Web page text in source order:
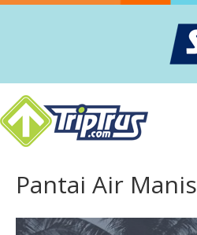
Pantai Air Manis